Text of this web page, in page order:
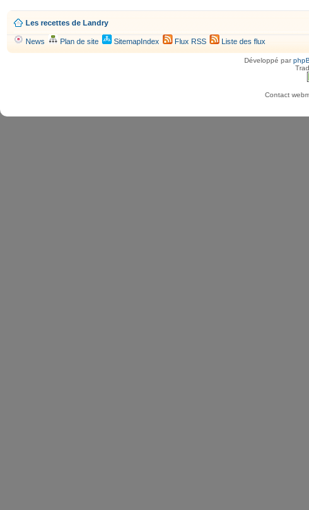
Les recettes de Landry
News Plan de site SitemapIndex Flux RSS Liste des flux
Développé par
Contact